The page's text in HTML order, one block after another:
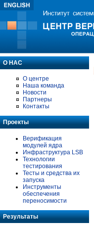
О НАС
О центре
Наша команда
Новости
Партнеры
Контакты
Проекты
Верификация
модулей ядра
Инфраструктура LSB
Технологии
тестирования
Тесты и средства их
запуска
Инструменты
обеспечения
переносимости
Результаты